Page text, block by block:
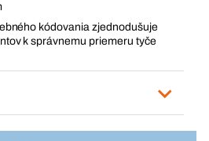
kódovania zjednodušuje
k správnemu priemeru tyče